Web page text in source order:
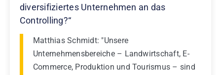
diversifiziertes Unternehmen an das
Controlling?“
Matthias Schmidt: "Unsere
Unternehmensbereiche – Landwirtschaft, E-
Commerce, Produktion und Tourismus – sind